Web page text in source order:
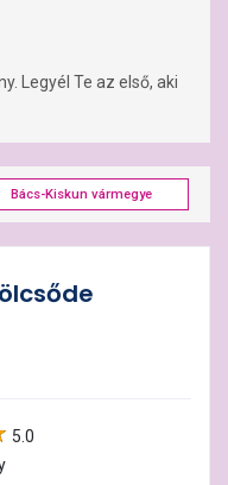
Legyél Te az első, aki
Bács-Kiskun vármegye
5.0